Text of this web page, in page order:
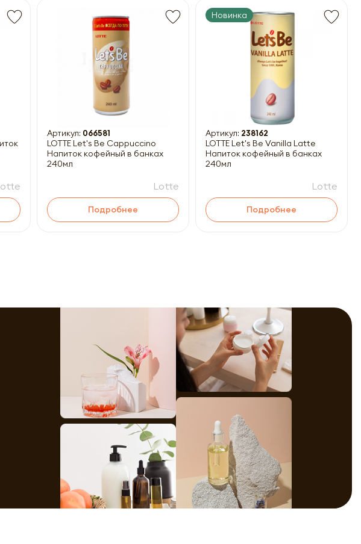
Артикул: 066581
LOTTE Let's Be Cappuccino
Напиток кофейный в банках
240мл
Lotte
Подробнее
Новинка
Артикул: 238162
LOTTE Let's Be Vanilla Latte
Напиток кофейный в банках
240мл
Lotte
Подробнее